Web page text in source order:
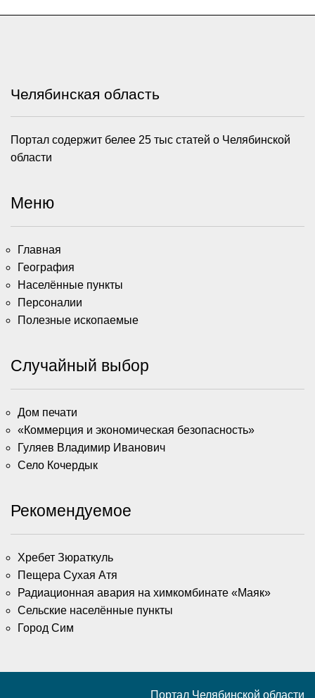
Челябинская область
Портал содержит белее 25 тыс статей о Челябинской
области
Меню
Главная
География
Населённые пункты
Персоналии
Полезные ископаемые
Случайный выбор
Дом печати
«Коммерция и экономическая безопасность»
Гуляев Владимир Иванович
Село Кочердык
Рекомендуемое
Хребет Зюраткуль
Пещера Сухая Атя
Радиационная авария на химкомбинате «Маяк»
Сельские населённые пункты
Город Сим
Портал Челябинской области